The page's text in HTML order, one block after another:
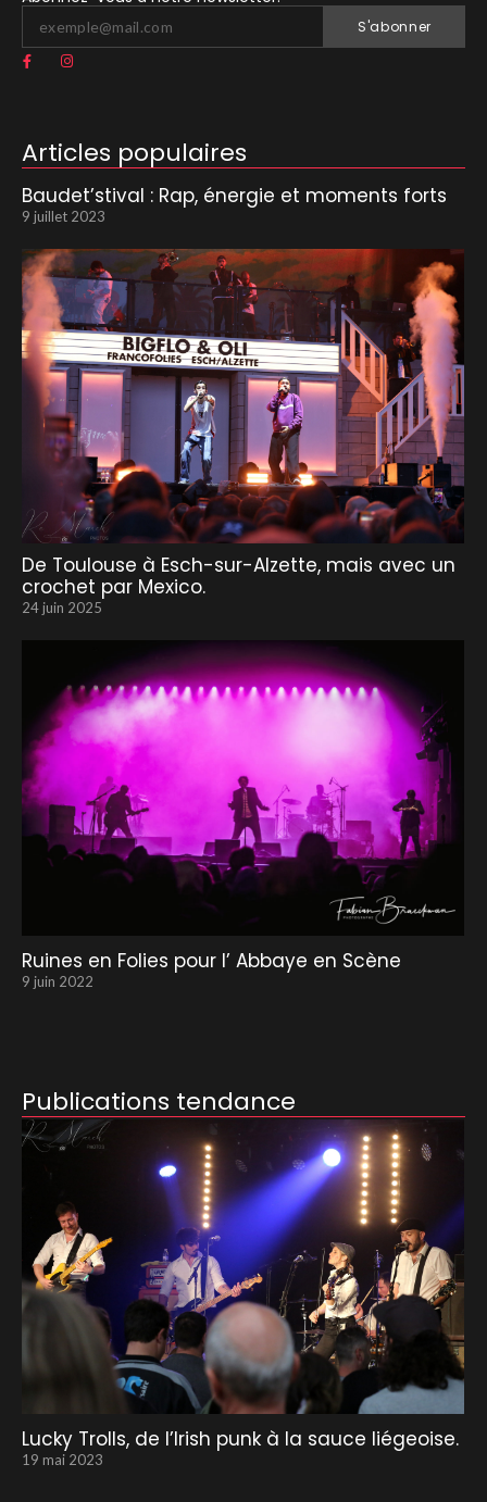
S'abonner
Articles populaires
Baudet’stival : Rap, énergie et moments forts
9 juillet 2023
De Toulouse à Esch-sur-Alzette, mais avec un
crochet par Mexico.
24 juin 2025
Ruines en Folies pour l’ Abbaye en Scène
9 juin 2022
Publications tendance
Lucky Trolls, de l’Irish punk à la sauce liégeoise.
19 mai 2023